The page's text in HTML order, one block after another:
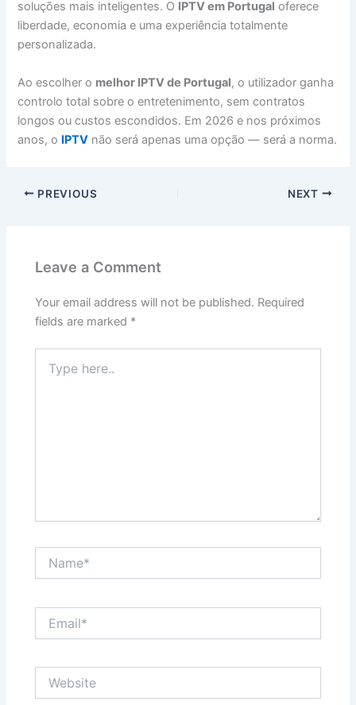
soluções mais inteligentes. O IPTV em Portugal oferece
liberdade, economia e uma experiência totalmente
personalizada.
Ao escolher o melhor IPTV de Portugal, o utilizador ganha
controlo total sobre o entretenimento, sem contratos
longos ou custos escondidos. Em 2026 e nos próximos
anos, o IPTV não será apenas uma opção — será a norma.
PREVIOUS NEXT
Leave a Comment
Your email address will not be published. Required
fields are marked *
here..